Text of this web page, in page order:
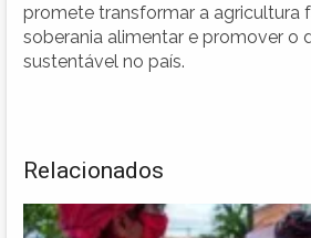
promete transformar a agricultura
soberania alimentar e promover o
sustentável no país.
Relacionados